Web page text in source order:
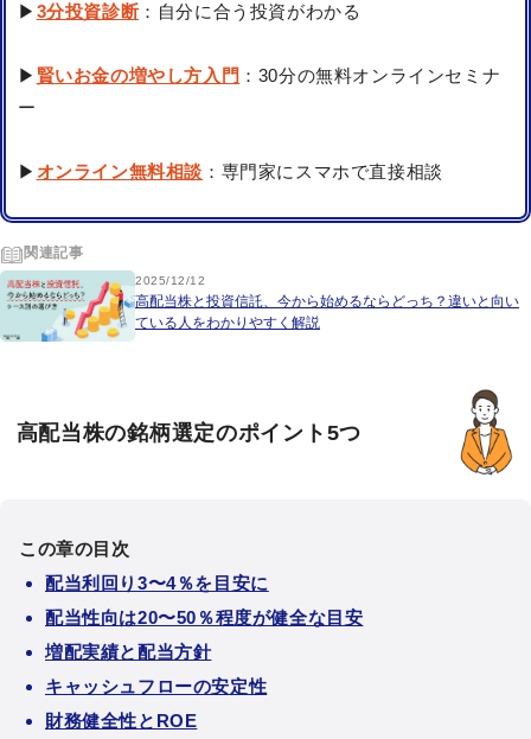
▶ 3分投資診断：自分に合う投資がわかる
▶ 賢いお金の増やし方入門 ：30分の無料オンラインセミナ
ー
▶ オンライン無料相談 ：専門家にスマホで直接相談
関連記事
2025/12/12
高配当株と投資信託、今から始めるならどっち？違いと向い
ている人をわかりやすく解説
高配当株の銘柄選定のポイント5つ
この章の目次
配当利回り3〜4％を目安に
配当性向は20〜50％程度が健全な目安
増配実績と配当方針
キャッシュフローの安定性
財務健全性とROE